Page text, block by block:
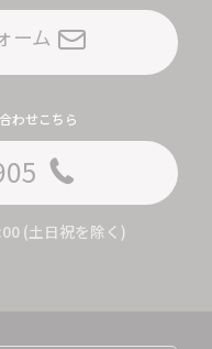
ーム
わせこちら
(土日祝を除く)